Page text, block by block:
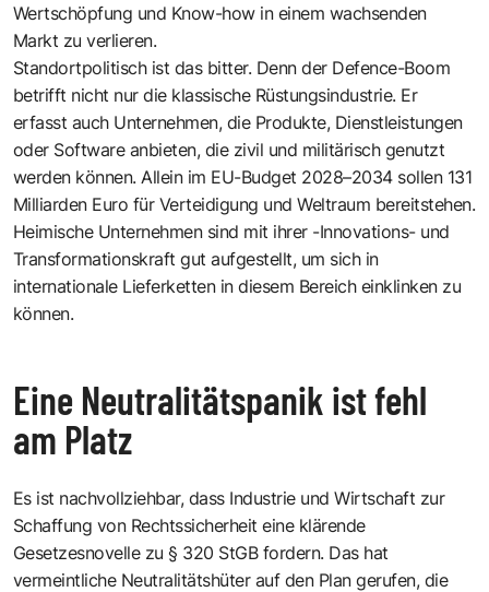
Wertschöpfung und Know-how in einem wachsenden
Markt zu verlieren.
Standortpolitisch ist das bitter. Denn der Defence-Boom
betrifft nicht nur die klassische Rüstungsindustrie. Er
erfasst auch Unternehmen, die Produkte, Dienstleistungen
oder Software anbieten, die zivil und militärisch genutzt
werden können. Allein im EU-Budget 2028–2034 sollen 131
Milliarden Euro für Verteidigung und Weltraum bereitstehen.
Heimische Unternehmen sind mit ihrer -Innovations- und
Transformationskraft gut aufgestellt, um sich in
internationale Lieferketten in diesem Bereich einklinken zu
können.
Eine Neutralitätspanik ist fehl
am Platz
Es ist nachvollziehbar, dass Industrie und Wirtschaft zur
Schaffung von Rechtssicherheit eine klärende
Gesetzesnovelle zu § 320 StGB fordern. Das hat
vermeintliche Neutralitätshüter auf den Plan gerufen, die